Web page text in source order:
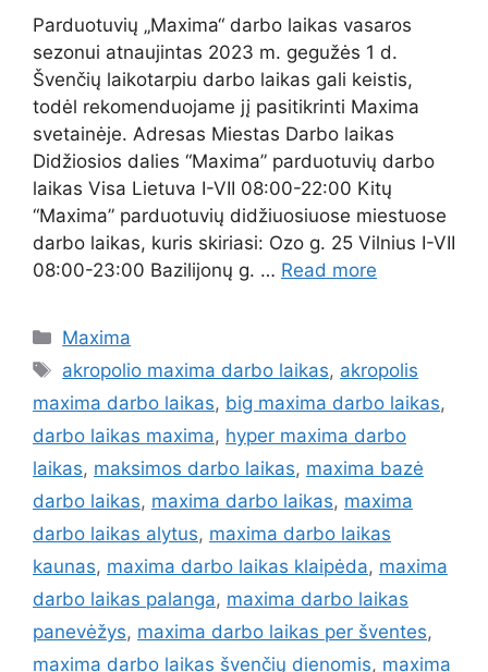
Parduotuvių „Maxima“ darbo laikas vasaros
sezonui atnaujintas 2023 m. gegužės 1 d.
Švenčių laikotarpiu darbo laikas gali keistis,
todėl rekomenduojame jį pasitikrinti Maxima
svetainėje. Adresas Miestas Darbo laikas
Didžiosios dalies “Maxima” parduotuvių darbo
laikas Visa Lietuva I-VII 08:00-22:00 Kitų
“Maxima” parduotuvių didžiuosiuose miestuose
darbo laikas, kuris skiriasi: Ozo g. 25 Vilnius I-VII
08:00-23:00 Bazilijonų g. … Read more
Maxima
akropolio maxima darbo laikas, akropolis
maxima darbo laikas, big maxima darbo laikas,
darbo laikas maxima, hyper maxima darbo
laikas, maksimos darbo laikas, maxima bazė
darbo laikas, maxima darbo laikas, maxima
darbo laikas alytus, maxima darbo laikas
kaunas, maxima darbo laikas klaipėda, maxima
darbo laikas palanga, maxima darbo laikas
panevėžys, maxima darbo laikas per šventes,
maxima darbo laikas švenčių dienomis, maxima